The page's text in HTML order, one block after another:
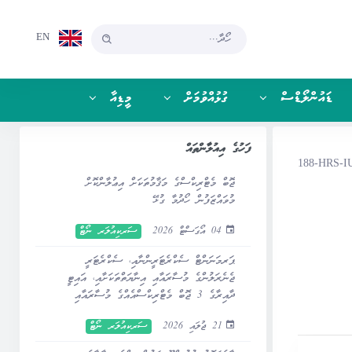
EN
ޑައުންލޯޑްސް ގުޅުއްވުމަށް މީޑިއާ
188-HRS-
ފަހުގެ އިއުލާންތައް
ޖޮބް މެޓްރިކްސްގެ މަޤާމުތަކަށް އިޢުލާންކޮށް
މުވައްޒަފުން ހޯދުމާ ގުޅޭ
04 އޯގަސްޓް 2026 ސަރކިއުލަރ ނޯޓް
ޕަރމަނަންޓް ސެކްރެޓަރީންނާއި، ސެކްރެޓަރީ
ޖެނެރަލުންގެ މުސާރައާއި އިނާޔަތްތަކަށާއި، އައިޓީ
ދާއިރާގެ 3 ޖޮބް މެޓްރިކްސްއެއްގެ މުސާރައާއި
21 ޖުލައި 2026 ސަރކިއުލަރ ނޯޓް